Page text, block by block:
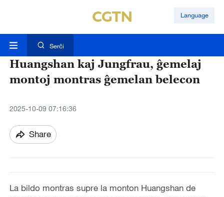
Language
Serĉi
Huangshan kaj Jungfrau, ĝemelaj
montoj montras ĝemelan belecon
2025-10-09 07:16:36
Share
La bildo montras supre la monton Huangshan de